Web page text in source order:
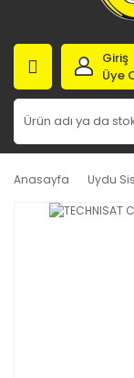
Giriş
Üye
Anasayfa Uydu